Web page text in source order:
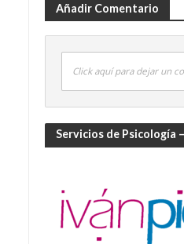
Añadir Comentario
Click aquí para dejar un
Servicios de Psicología